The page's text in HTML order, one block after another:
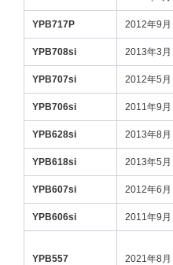
YPB717P 2012年9月
YPB708si 2013年3月
YPB707si 2012年5月
YPB706si 2011年9月
YPB628si 2013年8月
YPB618si 2013年5月
YPB607si 2012年6月
YPB606si 2011年9月
YPB557 2021年8月